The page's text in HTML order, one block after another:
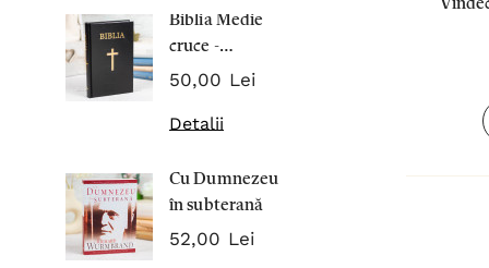
Biblia Medie
cruce -
Cartonata 063
50,00 Lei
Detalii
Cu Dumnezeu
în subterană
52,00 Lei